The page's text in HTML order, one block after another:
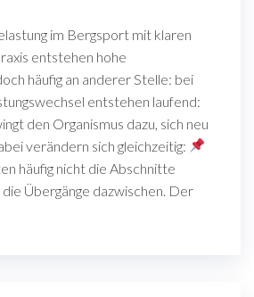
im Bergsport mit klaren
entstehen hohe
häufig an anderer Stelle: bei
entstehen laufend:
den Organismus dazu, sich neu
verändern sich gleichzeitig:
häufig nicht die Abschnitte
Übergänge dazwischen. Der